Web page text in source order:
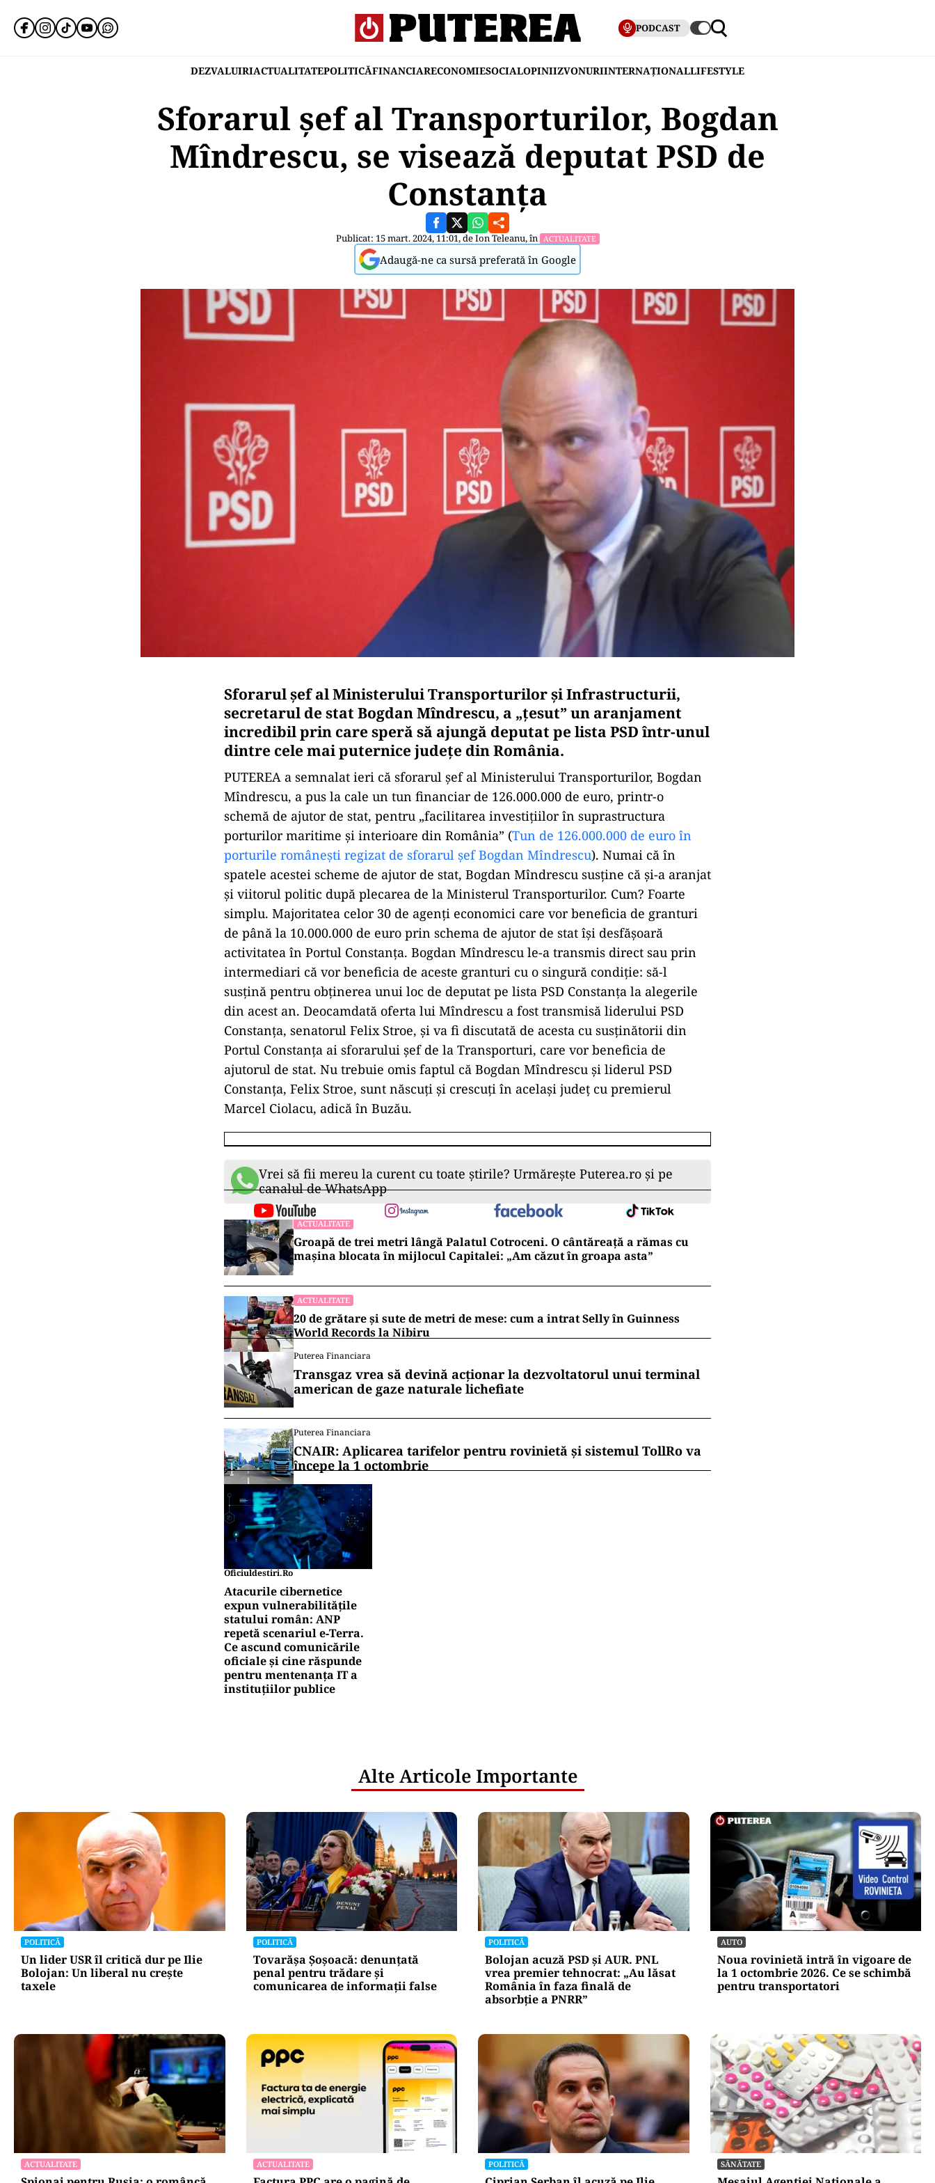
PODCAST
DEZVALUIRIACTUALITATEPOLITICĂFINANCIARECONOMIESOCIALOPINIIZVONURIINTERNAȚIONALLIFESTYLE
Sforarul șef al Transporturilor, Bogdan
Mîndrescu, se visează deputat PSD de
Constanța
Publicat: 15 mart. 2024, 11:01, deIon Teleanu, în ACTUALITATE
Adaugă-ne ca sursă preferată în Google
Sforarul șef al Ministerului Transporturilor și Infrastructurii,
secretarul de stat Bogdan Mîndrescu, a „țesut” un aranjament
incredibil prin care speră să ajungă deputat pe lista PSD într-unul
dintre cele mai puternice județe din România.
PUTEREA a semnalat ieri că sforarul șef al Ministerului Transporturilor, Bogdan
Mîndrescu, a pus la cale un tun financiar de 126.000.000 de euro, printr-o
schemă de ajutor de stat, pentru „facilitarea investițiilor în suprastructura
porturilor maritime și interioare din România” (Tun de 126.000.000 de euro în
porturile românești regizat de sforarul șef Bogdan Mîndrescu). Numai că în
spatele acestei scheme de ajutor de stat, Bogdan Mîndrescu susține că și-a aranjat
și viitorul politic după plecarea de la Ministerul Transporturilor. Cum? Foarte
simplu. Majoritatea celor 30 de agenți economici care vor beneficia de granturi
de până la 10.000.000 de euro prin schema de ajutor de stat își desfășoară
activitatea în Portul Constanța. Bogdan Mîndrescu le-a transmis direct sau prin
intermediari că vor beneficia de aceste granturi cu o singură condiție: să-l
susțină pentru obținerea unui loc de deputat pe lista PSD Constanța la alegerile
din acest an. Deocamdată oferta lui Mîndrescu a fost transmisă liderului PSD
Constanța, senatorul Felix Stroe, și va fi discutată de acesta cu susținătorii din
Portul Constanța ai sforarului șef de la Transporturi, care vor beneficia de
ajutorul de stat. Nu trebuie omis faptul că Bogdan Mîndrescu și liderul PSD
Constanța, Felix Stroe, sunt născuți și crescuți în același județ cu premierul
Marcel Ciolacu, adică în Buzău.
Vrei să fii mereu la curent cu toate știrile? Urmărește Puterea.ro și pe
canalul de WhatsApp
ACTUALITATE
Groapă de trei metri lângă Palatul Cotroceni. O cântăreață a rămas cu
mașina blocata în mijlocul Capitalei: „Am căzut în groapa asta”
ACTUALITATE
20 de grătare și sute de metri de mese: cum a intrat Selly în Guinness
World Records la Nibiru
Puterea Financiara
Transgaz vrea să devină acționar la dezvoltatorul unui terminal
american de gaze naturale lichefiate
Puterea Financiara
CNAIR: Aplicarea tarifelor pentru rovinietă și sistemul TollRo va
începe la 1 octombrie
Oficiuldestiri.ro
Atacurile cibernetice
expun vulnerabilitățile
statului român: ANP
repetă scenariul e‑Terra.
Ce ascund comunicările
oficiale și cine răspunde
pentru mentenanța IT a
instituțiilor publice
Alte Articole Importante
POLITICĂ
Un lider USR îl critică dur pe Ilie
Bolojan: Un liberal nu crește
taxele
POLITICĂ
Tovarășa Șoșoacă: denunțată
penal pentru trădare și
comunicarea de informații false
POLITICĂ
Bolojan acuză PSD și AUR. PNL
vrea premier tehnocrat: „Au lăsat
România în faza finală de
absorbţie a PNRR”
AUTO
Noua rovinietă intră în vigoare de
la 1 octombrie 2026. Ce se schimbă
pentru transportatori
ACTUALITATE ACTUALITATE POLITICĂ SĂNĂTATE